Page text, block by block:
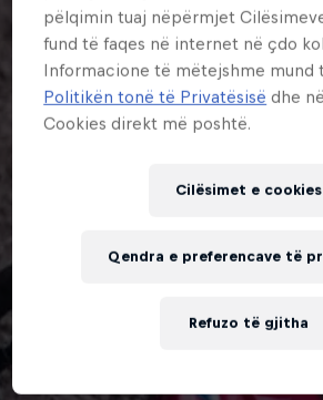
pëlqimin tuaj nëpërmjet
fund të faqes në internet në çdo
Informacione të mëtejshme mund
Politikën tonë të Privatësisë dhe
Cookies direkt më poshtë.
Cilësimet e cookies
Refuzo të gjitha
Qendra e preferencave të